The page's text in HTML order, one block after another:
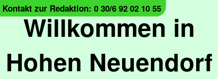
Willkommen in
Hohen Neuendorf
Kontakt zur Redaktion: 0 30/6 92 02 10 55